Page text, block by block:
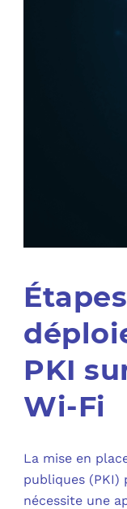
PKI
Wi-Fi
La mise en
publiques (PKI)
nécessite une